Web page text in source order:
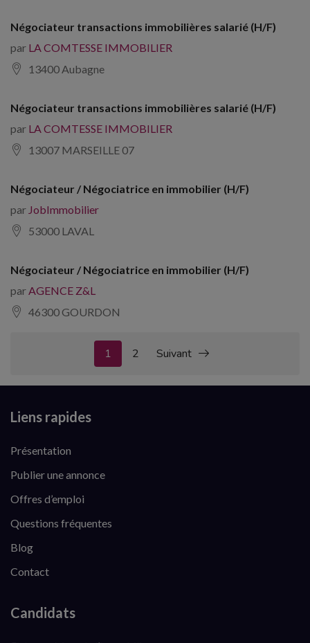
Négociateur transactions immobilières salarié (H/F)
par LA COMTESSE IMMOBILIER
13400 Aubagne
Négociateur transactions immobilières salarié (H/F)
par LA COMTESSE IMMOBILIER
13007 MARSEILLE 07
Négociateur / Négociatrice en immobilier (H/F)
par JobImmobilier
53000 LAVAL
Négociateur / Négociatrice en immobilier (H/F)
par AGENCE Z&L
46300 GOURDON
1 2 Suivant
Liens rapides
Présentation
Publier une annonce
Offres d’emploi
Questions fréquentes
Blog
Contact
Candidats